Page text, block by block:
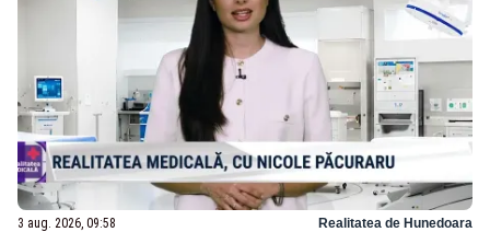
3 aug. 2026, 09:58 Realitatea de Hunedoara